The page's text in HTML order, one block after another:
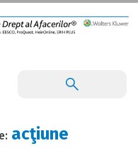
acţiune